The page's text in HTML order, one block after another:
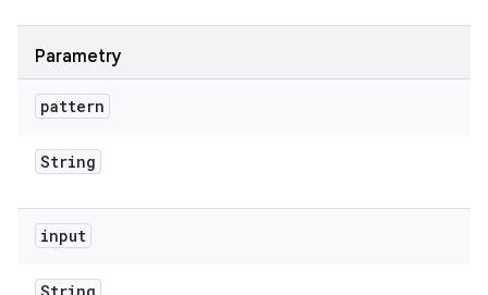
Parametry
pattern
String
input